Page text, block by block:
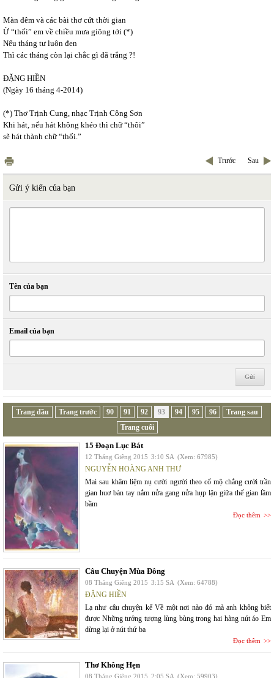
Màn đêm và các bài thơ cứt thời gian
Ừ “thối” em về chiều mưa giông tới (*)
Nếu tháng tư luôn đen
Thì các tháng còn lại chắc gì đã trắng ?!
ĐẶNG HIỀN
(Ngày 16 tháng 4-2014)
(*) Thơ Trịnh Cung, nhạc Trịnh Công Sơn
Khi hát, nếu hát không khéo thì chữ “thôi”
sẽ hát thành chữ “thối.”
Trước Sau
Gửi ý kiến của bạn
Tên của bạn
Email của bạn
Trang đầu Trang trước 90 91 92 93 94 95 96
Trang sau
Trang cuối
15 Đoạn Lục Bát
12 Tháng Giêng 2015 3:10 SA (Xem: 67985)
NGUYỄN HOÀNG ANH THƯ
Mai sau khâm liệm nụ cười người theo cổ mộ chẳng cười trần
gian huơ bàn tay nắm nửa gang nửa hụp lặn giữa thế gian lầm
bầm
Đọc thêm
Câu Chuyện Mùa Đông
08 Tháng Giêng 2015 3:15 SA (Xem: 64788)
ĐẶNG HIỀN
Lạ như câu chuyện kể Về một nơi nào đó mà anh không biết
được Những tưởng tượng lùng bùng trong hai hàng nút áo Em
dừng lại ở nút thứ ba
Đọc thêm
Thơ Không Hẹn
08 Tháng Giêng 2015 2:05 SA (Xem: 59903)